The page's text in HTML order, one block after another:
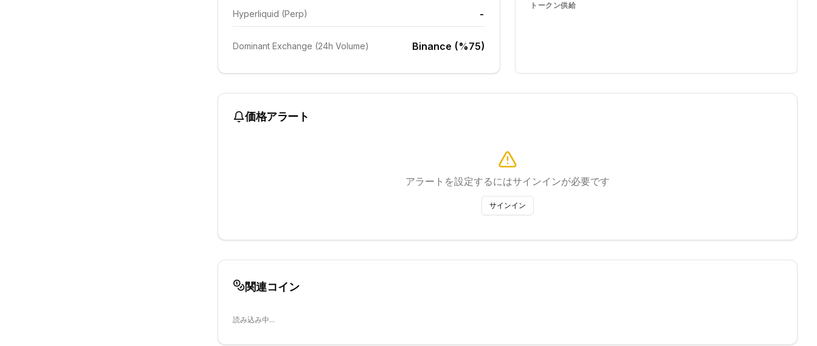
Hyperliquid (Perp) -
Dominant Exchange (24h Volume) Binance (%75)
トークン供給
価格アラート
アラートを設定するにはサインインが必要です
サインイン
関連コイン
読み込み中...